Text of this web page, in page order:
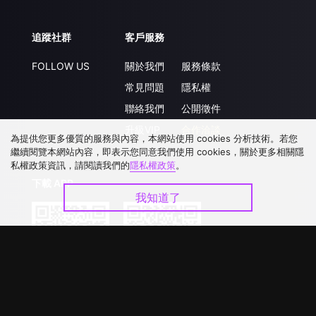
追蹤社群
FOLLOW US
客戶服務
關於我們
常見問題
聯絡我們
服務條款
隱私權
公開徵件
下載 APP
為提供您更多優質的服務與內容，本網站使用 cookies 分析技術。若您
繼續閱覽本網站內容，即表示您同意我們使用 cookies，關於更多相關隱
私權政策資訊，請閱讀我們的隱私權政策。
我知道了